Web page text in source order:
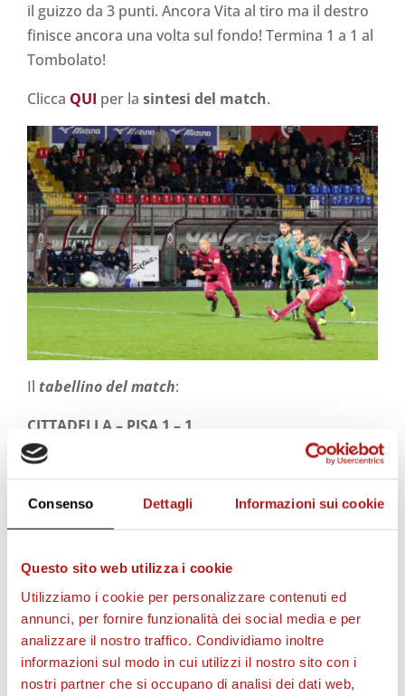
Consenso Dettagli Informazioni sui cookie
Questo sito web utilizza i cookie
Utilizziamo i cookie per personalizzare contenuti ed
annunci, per fornire funzionalità dei social media e per
analizzare il nostro traffico. Condividiamo inoltre
informazioni sul modo in cui utilizzi il nostro sito con i
nostri partner che si occupano di analisi dei dati web,
il guizzo da 3 punti. Ancora Vita al tiro ma il destro
finisce ancora una volta sul fondo! Termina 1 a 1 al
Tombolato!
Clicca QUI per la sintesi del match.
Il tabellino del match:
CITTADELLA – PISA 1 – 1
Marcatori:
Adorni, Benedetti; Vita, Iori (C), Branca (25’ st
Rosafio).
Bussaglia, Panico, Frare, Ventola, Pavan, Celar.
Allenatore: Roberto Venturato
PISA
: Gori, Birindelli (27’ st Ingrosso), Siega,